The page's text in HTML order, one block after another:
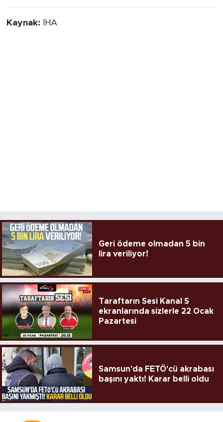
Kaynak: İHA
Geri ödeme olmadan 5 bin
lira veriliyor!
Taraftarın Sesi Kanal S
ekranlarında sizlerle 22 Ocak
Pazartesi
Samsun'da FETÖ'cü akrabası
başını yaktı! Karar belli oldu